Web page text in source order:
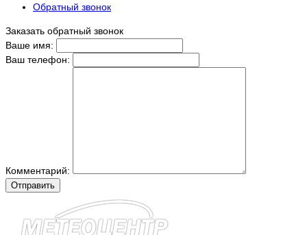
Обратный звонок
Заказать обратный звонок
Ваше имя:
Ваш телефон:
Комментарий:
Отправить